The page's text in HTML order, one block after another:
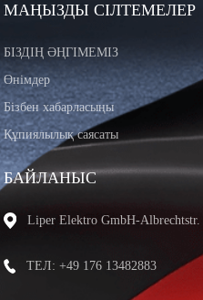
МАҢЫЗДЫ СІЛТЕМЕЛЕР
БІЗДІҢ ӘҢГІМЕМІЗ
Өнімдер
Бізбен хабарласыңы
Құпиялылық саясаты
БАЙЛАНЫС
Liper Elektro GmbH-
ТЕЛ: +49 176 13482883